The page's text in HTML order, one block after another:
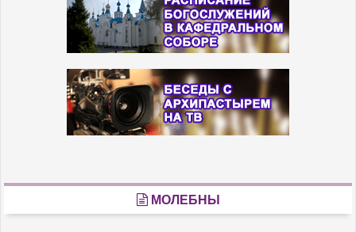
МОЛЕБНЫ